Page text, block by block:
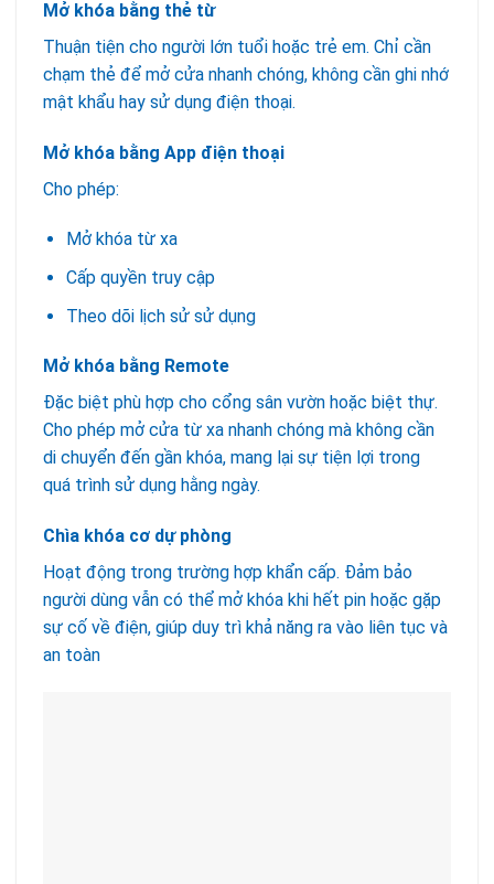
Mở khóa bằng thẻ từ
Thuận tiện cho người lớn tuổi hoặc trẻ em. Chỉ cần
chạm thẻ để mở cửa nhanh chóng, không cần ghi nhớ
mật khẩu hay sử dụng điện thoại.
Mở khóa bằng App điện thoại
Cho phép:
Mở khóa từ xa
Cấp quyền truy cập
Theo dõi lịch sử sử dụng
Mở khóa bằng Remote
Đặc biệt phù hợp cho cổng sân vườn hoặc biệt thự.
Cho phép mở cửa từ xa nhanh chóng mà không cần
di chuyển đến gần khóa, mang lại sự tiện lợi trong
quá trình sử dụng hằng ngày.
Chìa khóa cơ dự phòng
Hoạt động trong trường hợp khẩn cấp. Đảm bảo
người dùng vẫn có thể mở khóa khi hết pin hoặc gặp
sự cố về điện, giúp duy trì khả năng ra vào liên tục và
an toàn